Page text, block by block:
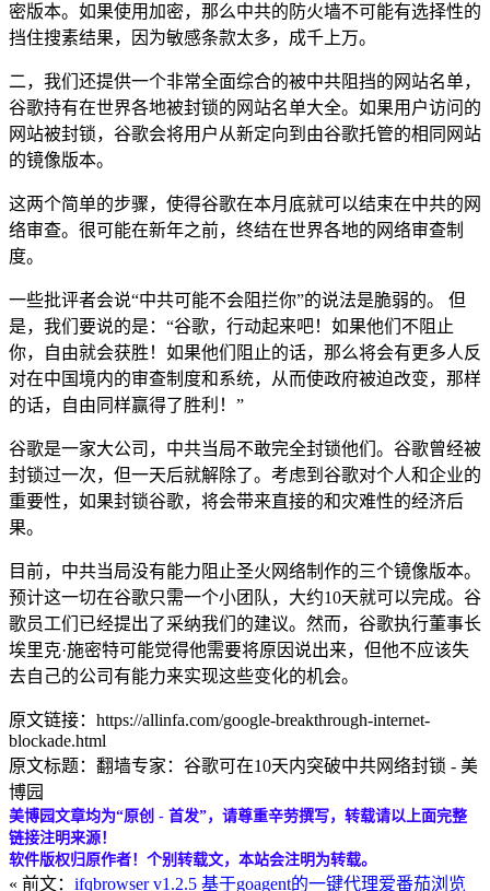
密版本。如果使用加密，那么中共的防火墙不可能有选择性的
挡住搜素结果，因为敏感条款太多，成千上万。
二，我们还提供一个非常全面综合的被中共阻挡的网站名单，
谷歌持有在世界各地被封锁的网站名单大全。如果用户访问的
网站被封锁，谷歌会将用户从新定向到由谷歌托管的相同网站
的镜像版本。
这两个简单的步骤，使得谷歌在本月底就可以结束在中共的网
络审查。很可能在新年之前，终结在世界各地的网络审查制
度。
一些批评者会说“中共可能不会阻拦你”的说法是脆弱的。 但
是，我们要说的是：“谷歌，行动起来吧！如果他们不阻止
你，自由就会获胜！如果他们阻止的话，那么将会有更多人反
对在中国境内的审查制度和系统，从而使政府被迫改变，那样
的话，自由同样赢得了胜利！”
谷歌是一家大公司，中共当局不敢完全封锁他们。谷歌曾经被
封锁过一次，但一天后就解除了。考虑到谷歌对个人和企业的
重要性，如果封锁谷歌，将会带来直接的和灾难性的经济后
果。
目前，中共当局没有能力阻止圣火网络制作的三个镜像版本。
预计这一切在谷歌只需一个小团队，大约10天就可以完成。谷
歌员工们已经提出了采纳我们的建议。然而，谷歌执行董事长
埃里克·施密特可能觉得他需要将原因说出来，但他不应该失
去自己的公司有能力来实现这些变化的机会。
原文链接：https://allinfa.com/google-breakthrough-internet-
blockade.html
原文标题：翻墙专家：谷歌可在10天内突破中共网络封锁 - 美
博园
美博园文章均为“原创 - 首发”，请尊重辛劳撰写，转载请以上面完整
链接注明来源！
软件版权归原作者！个别转载文，本站会注明为转载。
« 前文： ifqbrowser v1.2.5 基于goagent的一键代理爱番茄浏览